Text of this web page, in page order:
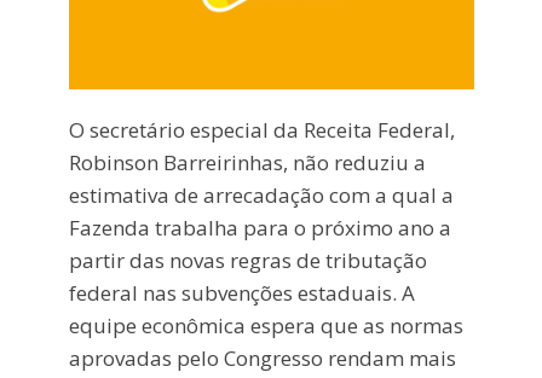
O secretário especial da Receita Federal,
Robinson Barreirinhas, não reduziu a
estimativa de arrecadação com a qual a
Fazenda trabalha para o próximo ano a
partir das novas regras de tributação
federal nas subvenções estaduais. A
equipe econômica espera que as normas
aprovadas pelo Congresso rendam mais